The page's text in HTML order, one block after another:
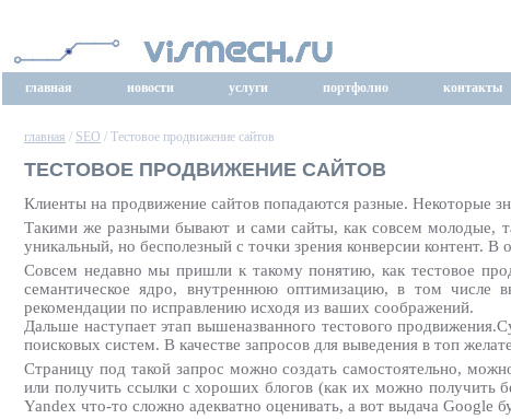
главная новости услуги портфолио контакты
главная / SEO / Тестовое продвижение сайтов
ТЕСТОВОЕ ПРОДВИЖЕНИЕ САЙТОВ
Клиенты на продвижение сайтов попадаются разные. Некоторые
Такими же разными бывают и сами сайты, как совсем молодые,
уникальный, но бесполезный с точки зрения конверсии контент.
Совсем недавно мы пришли к такому понятию, как тестовое
семантическое ядро, внутреннюю оптимизацию, в том числе
рекомендации по исправлению исходя из ваших соображений.
Дальше наступает этап вышеназванного тестового
поисковых систем. В качестве запросов для выведения в топ
Страницу под такой запрос можно создать самостоятельно,
или получить ссылки с хороших блогов (как их можно получить
Yandex что-то сложно адекватно оценивать, а вот выдача Google